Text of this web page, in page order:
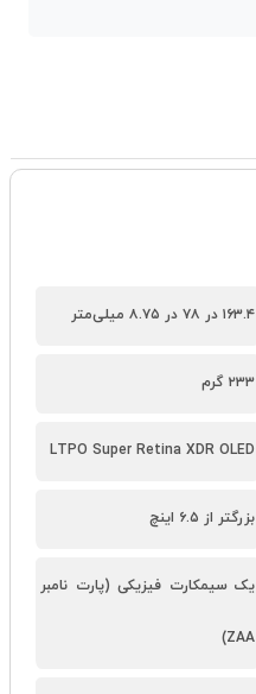
۱۶۳.۴ در ۷۸ در ۸.۷۵ میلی‌متر
۲۳۳ گرم
LTPO Super Retina XDR OLED
بزرگتر از ۶.۵ اینچ
یک سیمکارت فیزیکی (پارت نامبر
ZAA)